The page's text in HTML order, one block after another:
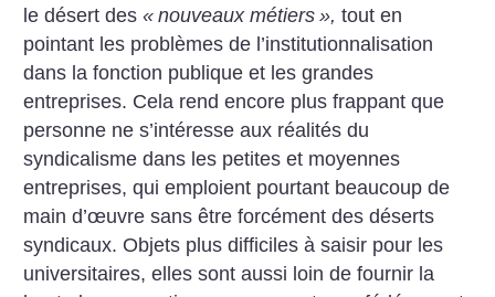
le désert des« nouveaux métiers », tout en
pointant les problèmes de l’institutionnalisation
dans la fonction publique et les grandes
entreprises. Cela rend encore plus frappant que
personne ne s’intéresse aux ­réalités du
syndicalisme dans les petites et moyennes
entreprises, qui emploient pourtant beaucoup de
main d’œuvre sans être forcément des déserts
syndicaux. Objets plus difficiles à saisir pour les
universitaires, elles sont aussi loin de fournir la